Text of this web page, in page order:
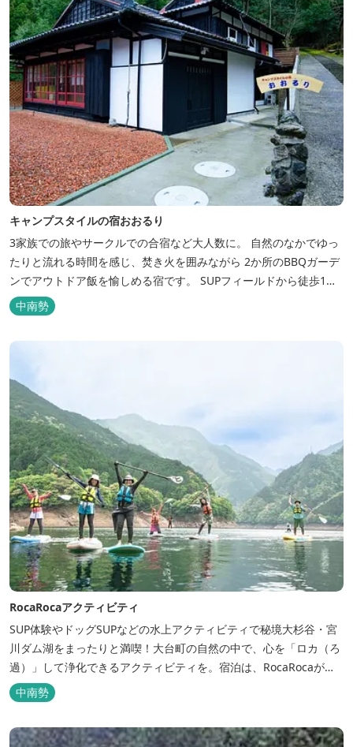
キャンプスタイルの宿おおるり
3家族での旅やサークルでの合宿など大人数に。 自然のなかでゆっ
たりと流れる時間を感じ、焚き火を囲みながら 2か所のBBQガーデ
ンでアウトドア飯を愉しめる宿です。 SUPフィールドから徒歩1
分。絶景に囲まれた水上アクティビティも満喫したい方へ。
中南勢
RocaRocaアクティビティ
SUP体験やドッグSUPなどの水上アクティビティで秘境大杉谷・宮
川ダム湖をまったりと満喫！大台町の自然の中で、心を「ロカ（ろ
過）」して浄化できるアクティビティを。宿泊は、RocaRocaが運
営する「キャンプスタイルの宿やまがら」へ！
中南勢